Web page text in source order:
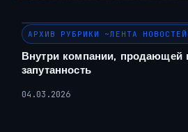
АРХИВ РУБРИКИ ~ЛЕНТА
Внутри компании, продающей
запутанность
04.03.2026